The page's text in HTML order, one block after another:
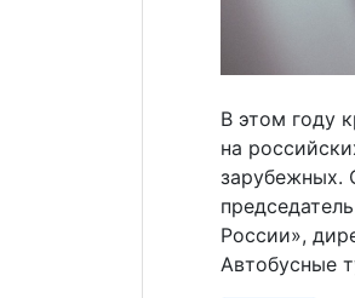
В этом году
на
зарубежных.
России»,
Автобусные